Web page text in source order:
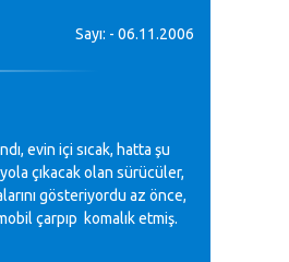
Sayı: - 06.11.2006
evin içi sıcak, hatta şu
çıkacak olan sürücüler,
gösteriyordu az önce,
çarpıp komalık etmiş.